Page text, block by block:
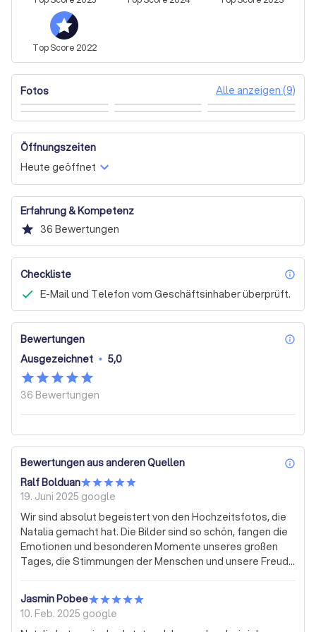
Baby- und Schwangerschaftsfotografie
Unternehmensfotografie (z.B. Portrait)
Ganztägig (ab 6 Stunden)
Ganztägig
Nachmittags & Abends
Morgens & (Nach)mittags
Nur (nach)mittags
Sonstiges Videografie
TopScore 2022
Fotos Alle anzeigen (9)
Öffnungszeiten
Heute geöffnet
Erfahrung & Kompetenz
star 36 Bewertungen
Checkliste
E-Mail und Telefon vom Geschäftsinhaber überprüft.
Bewertungen
Ausgezeichnet • 5,0
36 Bewertungen
Bewertungen aus anderen Quellen
Ralf Bolduan
19. Juni 2025 google
Wir sind absolut begeistert von den Hochzeitsfotos, die
Natalia gemacht hat. Die Bilder sind so schön, fangen die
Emotionen und besonderen Momente unseres großen
Tages, die Stimmungen der Menschen und unsere Freude
können. Die Kommunikation in der Vorbereitung war
äußerst zielgerichtet, präzise und auf das Notwendige
reduziert. So bekamen wir den Kopf schnell wieder frei.
Jasmin Pobee
10. Feb. 2025 google